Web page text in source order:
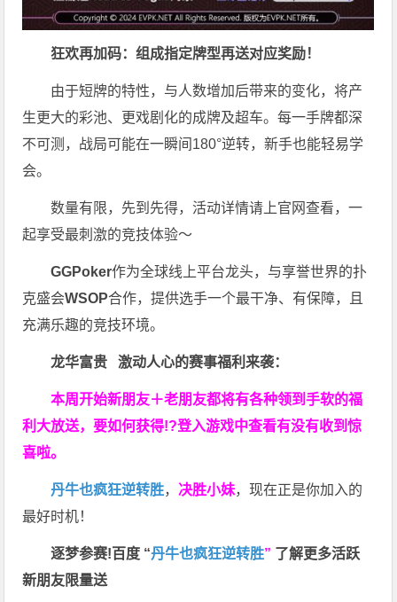
狂欢再加码：组成指定牌型再送对应奖励！
由于短牌的特性，与人数增加后带来的变化，将产
生更大的彩池、更戏剧化的成牌及超车。每一手牌都深
不可测，战局可能在一瞬间180°逆转，新手也能轻易学
会。
数量有限，先到先得，活动详情请上官网查看，一
起享受最刺激的竞技体验～
GGPoker作为全球线上平台龙头，与享誉世界的扑
克盛会WSOP合作，提供选手一个最干净、有保障，且
充满乐趣的竞技环境。
龙华富贵 激动人心的赛事福利来袭：
本周开始新朋友＋老朋友都将有各种领到手软的福
利大放送，要如何获得!?登入游戏中查看有没有收到惊
喜啦。
丹牛也疯狂逆转胜， 决胜小妹，现在正是你加入的
最好时机！
逐梦参赛!百度 “丹牛也疯狂逆转胜” 了解更多活跃
新朋友限量送